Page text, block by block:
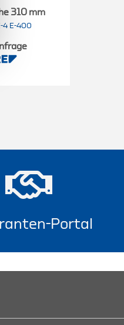
310 mm
4 E-400
Portal